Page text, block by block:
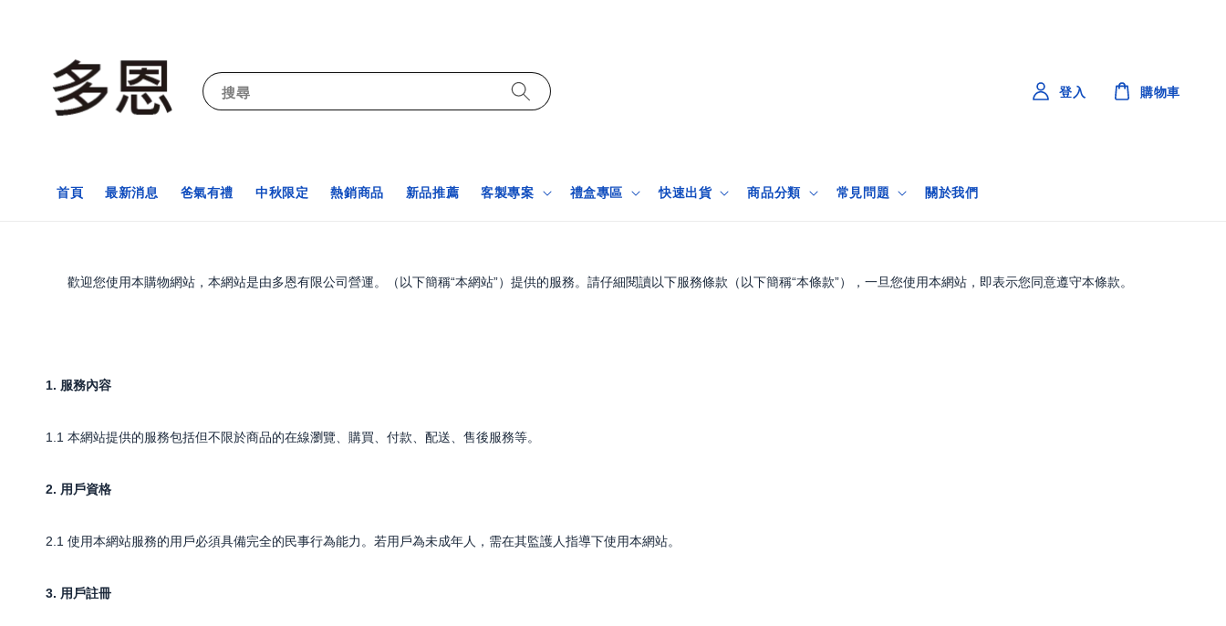
搜尋
首頁 最新消息 爸氣有禮 中秋限定 熱銷商品 新品推薦 客製專案 禮盒專區 快速出貨 商品分類 常見問題 關於我們
登入 購物車
歡迎您使用本購物網站，本網站是由多恩有限公司營運。（以下簡稱“本網站”）提供的服務。請仔細閱讀以下服務條款（以下簡稱“本條款”），一旦您使用本網站，即表示您同意遵守本條款。
1. 服務內容
1.1 本網站提供的服務包括但不限於商品的在線瀏覽、購買、付款、配送、售後服務等。
2. 用戶資格
2.1 使用本網站服務的用戶必須具備完全的民事行為能力。若用戶為未成年人，需在其監護人指導下使用本網站。
3. 用戶註冊